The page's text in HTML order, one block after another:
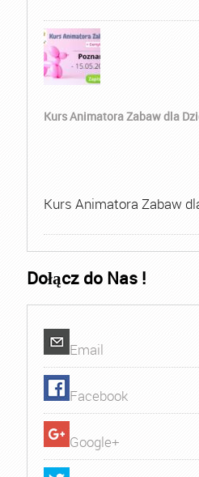
Kurs Animatora Zabaw dla
Kurs Animatora Zabaw
Dołącz do Nas !
Email
Facebook
Google+